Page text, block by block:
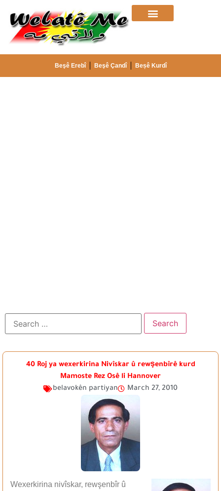
Beşê Erebî Beşê Çandî Beșê Kurdî
40 Roj ya wexerkirina Nivîskar û rewşenbîrê kurd
Mamoste Rez Osê li Hannover
belavokên partiyan
March 27, 2010
Wexerkirina nivîskar, rewşenbîr û